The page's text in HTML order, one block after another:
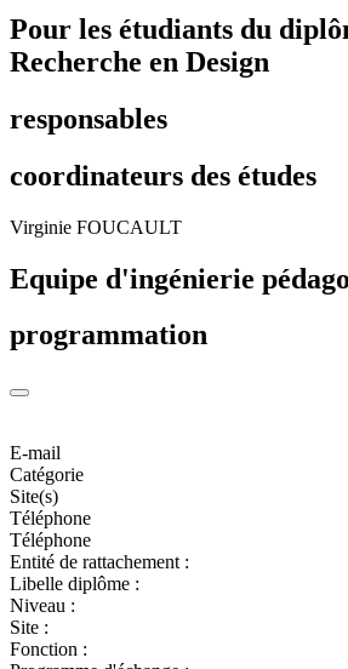
Pour les étudiants du
Recherche en Design
responsables
coordinateurs des études
Virginie FOUCAULT
Equipe d'ingénierie
programmation
E-mail
Catégorie
Site(s)
Téléphone
Téléphone
Entité de rattachement :
Libelle diplôme :
Niveau :
Site :
Fonction :